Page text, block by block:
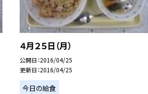
４月２５日（月）
公開日 2016/04/25
更新日 2016/04/25
今日の給食